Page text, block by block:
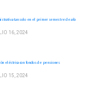
tan solo en el primer semestre de año
16, 2024
eléctrica con fondos de pensiones
15, 2024